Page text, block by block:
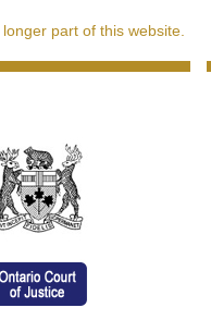
part of this website.